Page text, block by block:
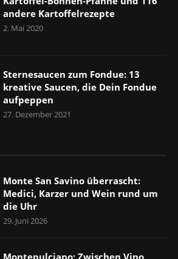
andere Kartoffelrezepte
2. Mai 2020
Sternesaucen zum Fondue: 13
kreative Saucen, die Dein Fondue
aufpeppen
27. Dezember 2021
Monte San Savino überrascht:
Medici, Karzer und Wein rund um
die Uhr
29. Juni 2026
Montepulciano: Zwischen Vino